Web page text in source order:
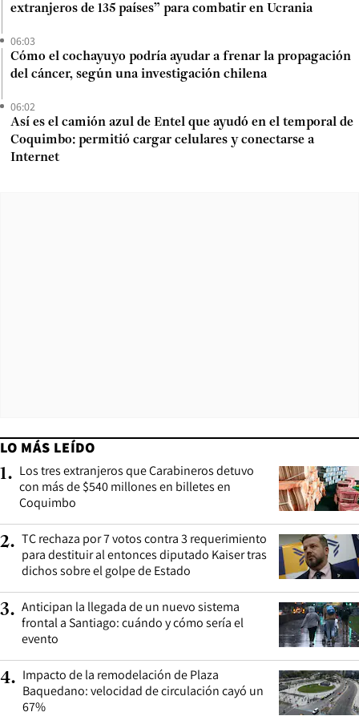
extranjeros de 135 países” para combatir en Ucrania
06:03
Cómo el cochayuyo podría ayudar a frenar la propagación
del cáncer, según una investigación chilena
06:02
Así es el camión azul de Entel que ayudó en el temporal de
Coquimbo: permitió cargar celulares y conectarse a
Internet
LO MÁS LEÍDO
1. Los tres extranjeros que Carabineros detuvo
con más de $540 millones en billetes en
Coquimbo
2. TC rechaza por 7 votos contra 3 requerimiento
para destituir al entonces diputado Kaiser tras
dichos sobre el golpe de Estado
3. Anticipan la llegada de un nuevo sistema
frontal a Santiago: cuándo y cómo sería el
evento
4. Impacto de la remodelación de Plaza
Baquedano: velocidad de circulación cayó un
67%